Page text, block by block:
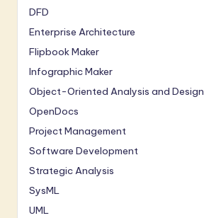
DFD
Enterprise Architecture
Flipbook Maker
Infographic Maker
Object-Oriented Analysis and Design
OpenDocs
Project Management
Software Development
Strategic Analysis
SysML
UML